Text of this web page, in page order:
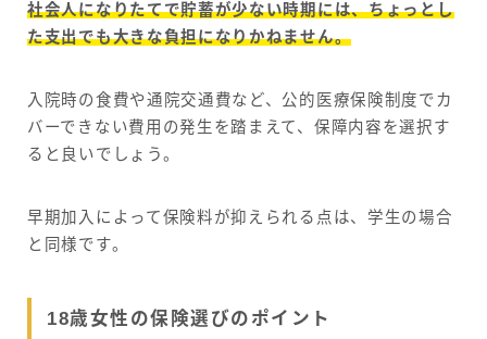
社会人になりたてで貯蓄が少ない時期には、ちょっとし
た支出でも大きな負担になりかねません。
入院時の食費や通院交通費など、公的医療保険制度でカ
バーできない費用の発生を踏まえて、保障内容を選択す
ると良いでしょう。
早期加入によって保険料が抑えられる点は、学生の場合
と同様です。
18歳女性の保険選びのポイント